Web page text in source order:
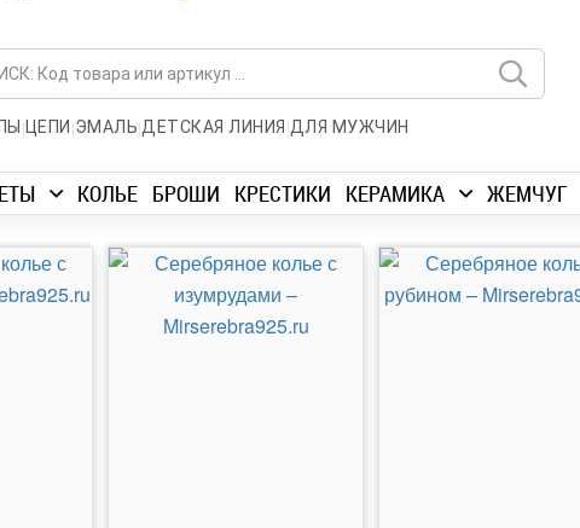
| ЦЕПИ |ЭМАЛЬ|ДЕТСКАЯ ЛИНИЯ |ДЛЯ МУЖЧИН
КОЛЬЕ БРОШИ КРЕСТИКИ КЕРАМИКА ЖЕМЧУГ